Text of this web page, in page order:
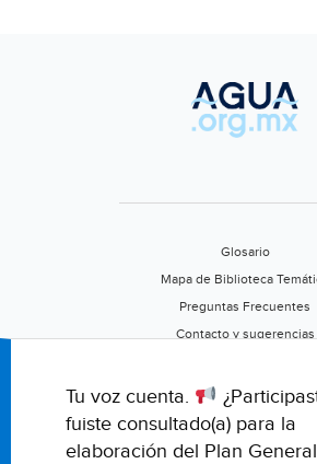
Glosario
Mapa de Biblioteca
Preguntas Frecuentes
Contacto y sugerencias
Califica este portal
Tu voz cuenta.
fuiste consultado(a) para la
elaboración del Plan